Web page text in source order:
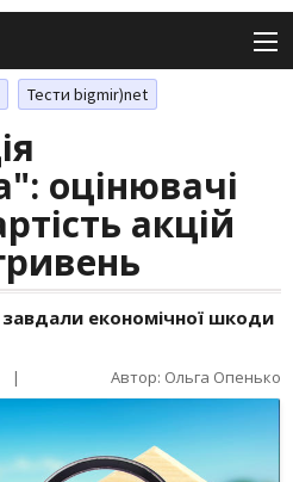
Тести bigmir)net
оцінювачі
акцій
економічної шкоди
| Автор: Ольга Опенько